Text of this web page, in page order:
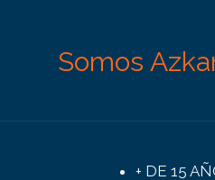
Somos
+ DE 15